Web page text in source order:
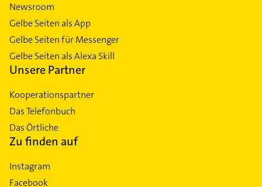
Newsroom
Gelbe Seiten als App
Gelbe Seiten für Messenger
Gelbe Seiten als Alexa Skill
Unsere Partner
Kooperationspartner
Das Telefonbuch
Das Örtliche
Zu finden auf
Instagram
Facebook